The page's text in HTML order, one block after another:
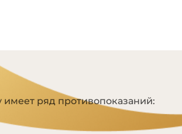
ряд противопоказаний: